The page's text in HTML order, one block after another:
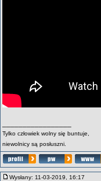
Tylko człowiek wolny się buntuje,
niewolnicy są posłuszni.
Wysłany: 11-03-2019, 16:17